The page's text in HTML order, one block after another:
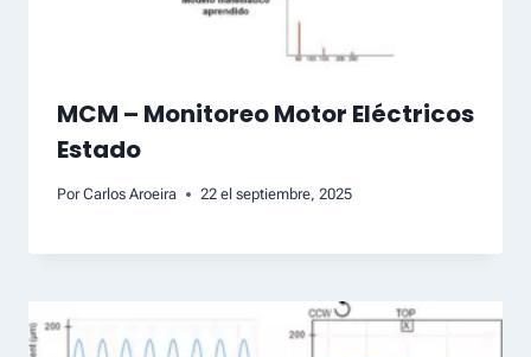
MCM – Monitoreo Motor Eléctricos
Estado
Por Carlos Aroeira 22 el septiembre, 2025